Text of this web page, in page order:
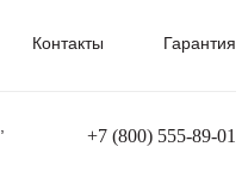
Контакты Гарантия
+7 (800) 555-89-01